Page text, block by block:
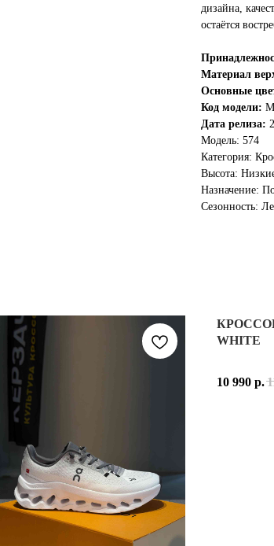
дизайна,
остаётся
Материал
Основные
Код модели:
Дата релиза:
Модель: 574
Категория:
Высота:
Назначение:
Сезонность:
WHITE
10 990 р.